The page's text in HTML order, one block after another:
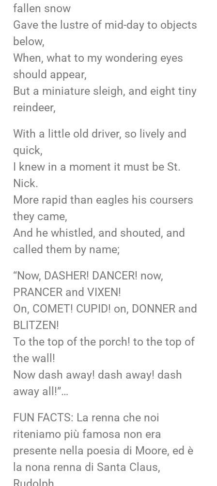
fallen snow
Gave the lustre of mid-day to objects
below,
When, what to my wondering eyes
should appear,
But a miniature sleigh, and eight tiny
reindeer,
With a little old driver, so lively and
quick,
I knew in a moment it must be St.
Nick.
More rapid than eagles his coursers
they came,
And he whistled, and shouted, and
called them by name;
“Now, DASHER! DANCER! now,
PRANCER and VIXEN!
On, COMET! CUPID! on, DONNER and
BLITZEN!
To the top of the porch! to the top of
the wall!
Now dash away! dash away! dash
away all!”…
FUN FACTS: La renna che noi
riteniamo più famosa non era
presente nella poesia di Moore, ed è
la nona renna di Santa Claus,